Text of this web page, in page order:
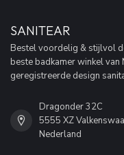
SANITEAR
Bestel voordelig & stijlvol
beste badkamer winkel van
geregistreerde design
Dragonder 32C
5555 XZ
Nederland